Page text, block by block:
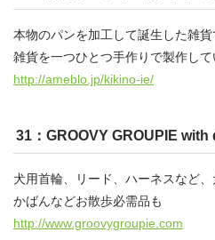
本物のパンを加工して誕生した雑
雑貨を一つひとつ手作りで製作して
http://ameblo.jp/kikino-ie/
31：GROOVY GROUPIE with
犬用首輪、リード、ハーネスなど、
かばんなどお散歩必需品も
http://www.groovygroupie.com